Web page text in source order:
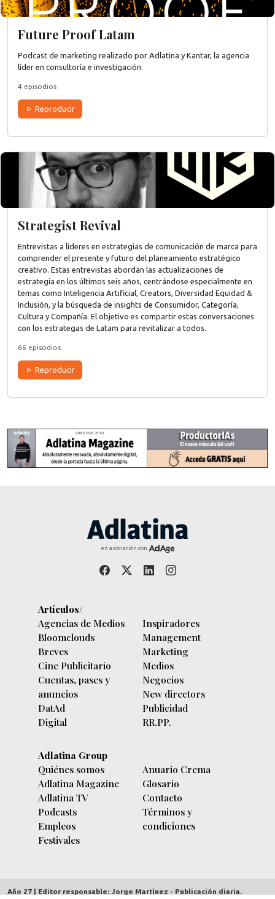
Future Proof Latam
Podcast de marketing realizado por Adlatina y Kantar, la agencia
líder en consultoría e investigación.
4 episodios
Reproducir
Strategist Revival
Entrevistas a líderes en estrategias de comunicación de marca para
comprender el presente y futuro del planeamiento estratégico
creativo. Estas entrevistas abordan las actualizaciones de
estrategia en los últimos seis años, centrándose especialmente en
temas como Inteligencia Artificial, Creators, Diversidad Equidad &
Inclusión, y la búsqueda de insights de Consumidor, Categoría,
Cultura y Compañía. El objetivo es compartir estas conversaciones
con los estrategas de Latam para revitalizar a todos.
66 episodios
Reproducir
en asociación con
Artículos/
Agencias de Medios
Bloomclouds
Breves
Cine Publicitario
Cuentas, pases y
anuncios
DatAd
Digital
Inspiradores
Management
Marketing
Medios
Negocios
New directors
Publicidad
RR.PP.
Adlatina Group
Quiénes somos
Adlatina Magazine
Adlatina TV
Podcasts
Empleos
Festivales
Anuario Crema
Glosario
Contacto
Términos y
condiciones
Año 27 | Editor responsable: Jorge Martínez - Publicación diaria.